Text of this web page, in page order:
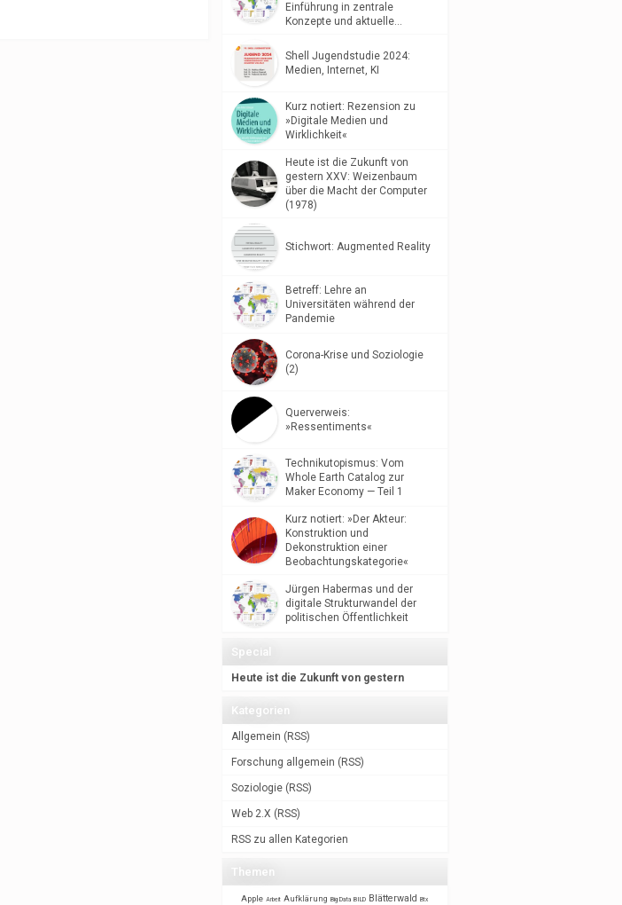
Einführung in zentrale
Konzepte und aktuelle…
Shell Jugendstudie 2024:
Medien, Internet, KI
Kurz notiert: Rezension zu
»Digitale Medien und
Wirklichkeit«
Heute ist die Zukunft von
gestern XXV: Weizenbaum
über die Macht der Computer
(1978)
Stichwort: Augmented Reality
Betreff: Lehre an
Universitäten während der
Pandemie
Corona-Krise und Soziologie
(2)
Querverweis:
»Ressentiments«
Technikutopismus: Vom
Whole Earth Catalog zur
Maker Economy — Teil 1
Kurz notiert: »Der Akteur:
Konstruktion und
Dekonstruktion einer
Beobachtungskategorie«
Jürgen Habermas und der
digitale Strukturwandel der
politischen Öffentlichkeit
Special
Heute ist die Zukunft von gestern
Kategorien
Allgemein ( RSS)
Forschung allgemein ( RSS)
Soziologie( RSS)
Web 2.X ( RSS)
RSS zu allen Kategorien
Themen
Apple Arbeit Aufklärung Big Data BILD Blätterwald Btx